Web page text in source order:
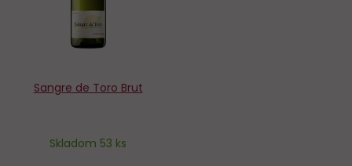
Sangre de Toro Brut
Skladom 53 ks